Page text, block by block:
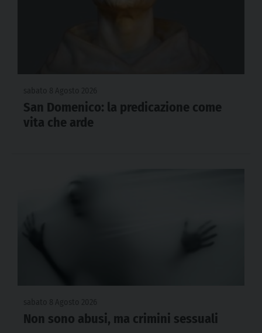
San Domenico: la predicazione come
vita che arde
Non sono abusi, ma crimini sessuali